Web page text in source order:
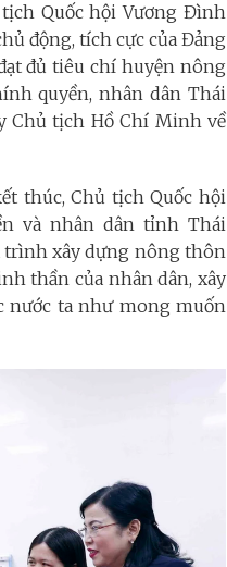
Quốc hội Vương Đình
động, tích cực của Đảng
đủ tiêu chí huyện nông
quyền, nhân dân Thái
Chủ tịch Hồ Chí Minh về
thúc, Chủ tịch Quốc hội
và nhân dân tỉnh Thái
trình xây dựng nông thôn
thần của nhân dân, xây
nước ta như mong muốn